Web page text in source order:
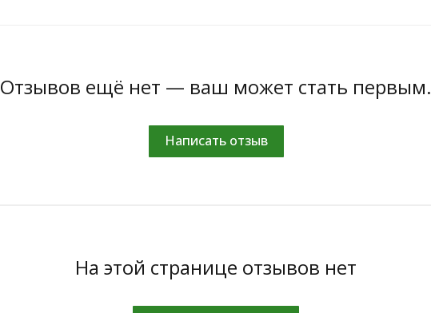
Отзывов ещё нет — ваш может стать первым.
Написать отзыв
На этой странице отзывов нет